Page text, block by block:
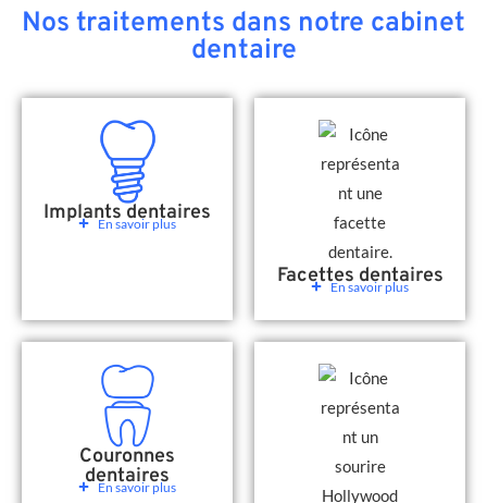
Nos traitements dans notre cabinet
dentaire
Implants dentaires
En savoir plus
Facettes dentaires
En savoir plus
Couronnes
dentaires
En savoir plus